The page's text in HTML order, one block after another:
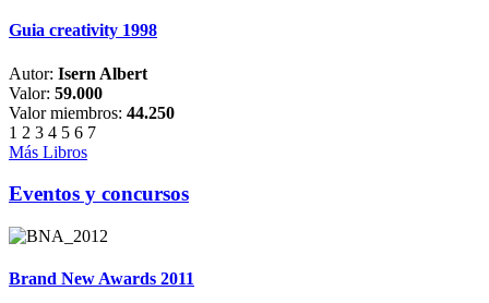
Guia creativity 1998
Autor: Isern Albert
Valor: 59.000
Valor miembros: 44.250
1 2 3 4 5 6 7
Más Libros
Eventos y concursos
Brand New Awards 2011